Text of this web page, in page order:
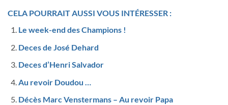
CELA POURRAIT AUSSI VOUS INTÉRESSER :
Le week-end des Champions !
Deces de José Dehard
Deces d’Henri Salvador
Au revoir Doudou …
Décès Marc Venstermans – Au revoir Papa